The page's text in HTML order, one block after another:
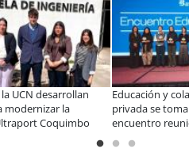
Claves para comprar
electrodomésticos durante el Black
Sale